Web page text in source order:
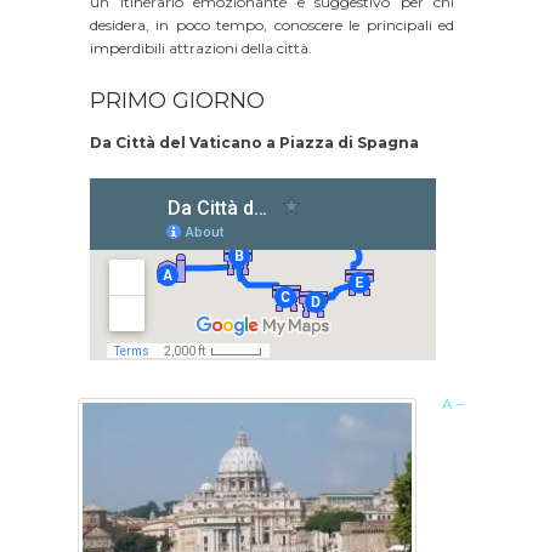
desidera, in poco tempo, conoscere le principali ed
imperdibili attrazioni della città.
PRIMO GIORNO
Da Città del Vaticano a Piazza di Spagna
A –